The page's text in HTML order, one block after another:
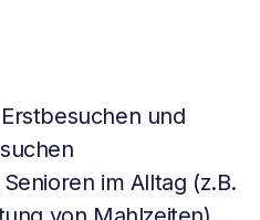
und
im Alltag (z.B.